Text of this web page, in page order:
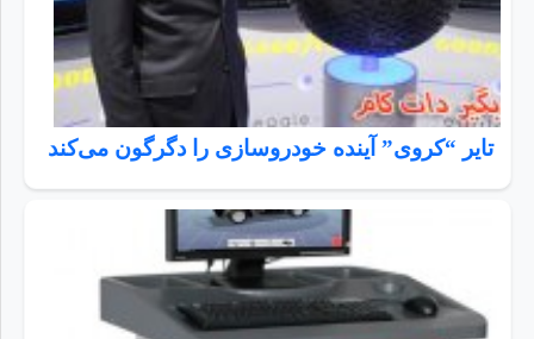
تایر “کروی” آینده خودروسازی را دگرگون می‌کند